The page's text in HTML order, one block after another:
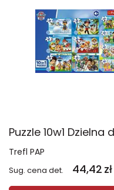
Trefl PAP
Sug. cena det. 44,42 zł